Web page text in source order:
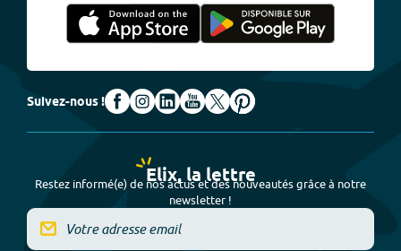
Suivez-nous !
Elix, la lettre
Restez informé(e) de nos actus et des nouveautés grâce à notre
newsletter !